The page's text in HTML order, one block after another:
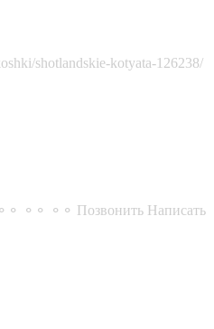
shotlandskie-kotyata-126238/
⚬⚬ ⚬⚬ Позвонить Написать